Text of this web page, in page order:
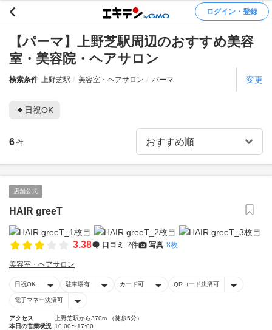
ログイン・登録
【パーマ】上野芝駅周辺のおすすめ美容
室・美容院・ヘアサロン
検索条件 上野芝駅 美容室・ヘアサロン パーマ 変更
日祝OK
6 件
店舗公式
HAIR greeT
3.38 口コミ 2件 写真 8枚
美容室・ヘアサロン
日祝OK 駐車場有 カード可 QRコード決済可
電子マネー決済可
アクセス
上野芝駅から370m （徒歩5分）
本日の営業状況 10:00〜17:00